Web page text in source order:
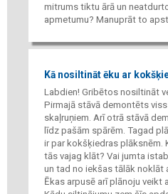
mitrums tiktu ārā un
apmetumu? Manuprāt to
Kā nosiltināt ēku ar
Labdien! Gribētos nosiltināt
Pirmajā stāvā demontēts
skaļruņiem. Arī otrā stāvā
līdz pašām spārēm. Tagad
ir par kokšķiedras plāksnēm.
tās vajag klāt? Vai jumta
un tad no iekšas tālāk noklāt
Ēkas arpusē arī plānoju veikt